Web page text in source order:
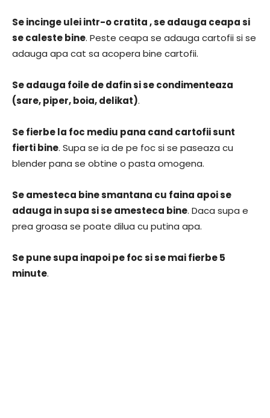
Se incinge ulei intr-o cratita , se adauga ceapa si
se caleste bine. Peste ceapa se adauga cartofii si se
adauga apa cat sa acopera bine cartofii.
Se adauga foile de dafin si se condimenteaza
(sare, piper, boia, delikat).
Se fierbe la foc mediu pana cand cartofii sunt
fierti bine. Supa se ia de pe foc si se paseaza cu
blender pana se obtine o pasta omogena.
Se amesteca bine smantana cu faina apoi se
adauga in supa si se amesteca bine. Daca supa e
prea groasa se poate dilua cu putina apa.
Se pune supa inapoi pe foc si se mai fierbe 5
minute.